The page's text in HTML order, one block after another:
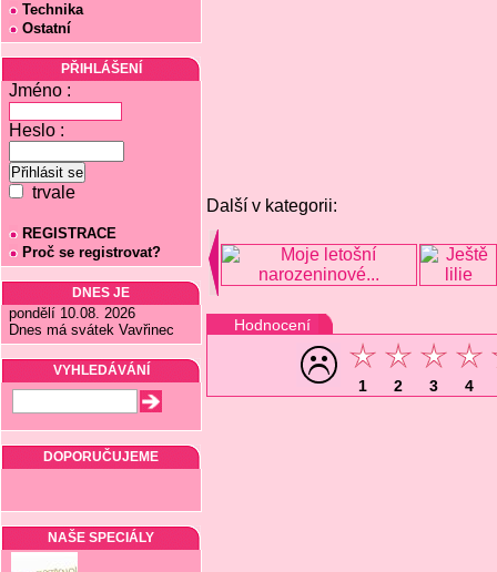
Technika
Ostatní
PŘIHLÁŠENÍ
Jméno :
Heslo :
trvale
REGISTRACE
Proč se registrovat?
DNES JE
pondělí 10.08. 2026
Dnes má svátek Vavřinec
VYHLEDÁVÁNÍ
DOPORUČUJEME
NAŠE SPECIÁLY
Další v kategorii:
Hodnocení
1 2 3 4